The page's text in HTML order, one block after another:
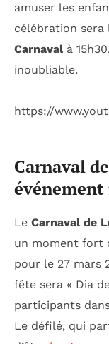
amuser les
célébration sera
Carnavalà
inoubliable.
https://
Carnaval
Le Carnaval de
un moment fort
pour le 27 mars
fête sera « Dia
participants
Le défilé, qui